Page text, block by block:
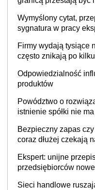
Wymyślony cytat,
sygnatura w pracy
Firmy wydają tysiące
często znikają po
Odpowiedzialność
produktów
Powództwo o
istnienie spółki nie
Bezpieczny zapas
coraz dłużej czekają
Ekspert: unijne
przedsiębiorców
Sieci handlowe